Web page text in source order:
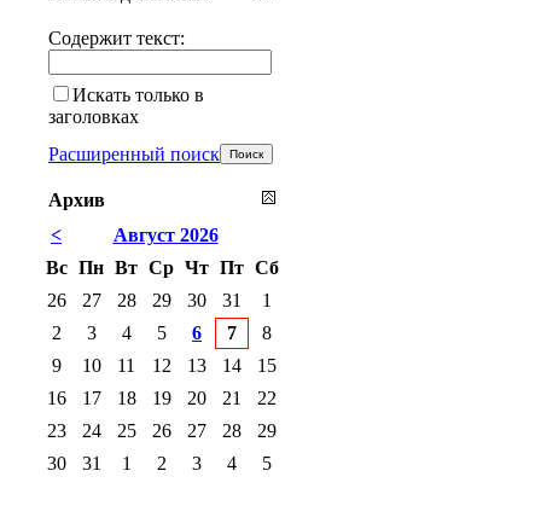
Содержит текст:
Искать только в
заголовках
Расширенный поиск
Архив
<
Август 2026
Вс Пн Вт Ср Чт Пт Сб
26
27 28 29 30 31
1
2
3 4 5 6 7
8
9
10 11 12 13 14
15
16
17 18 19 20 21
22
23
24 25 26 27 28
29
30
31 1 2 3 4 5